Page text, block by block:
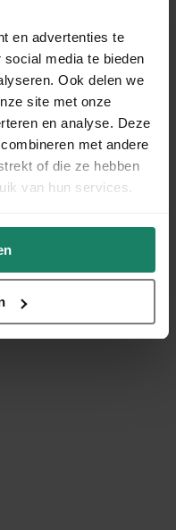
en advertenties te
media te bieden
Ook delen we
site met onze
en analyse. Deze
met andere
of die ze hebben
van hun services.